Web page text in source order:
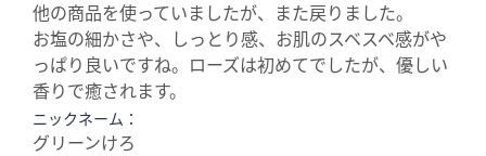
他の商品を使っていましたが、また戻りました。
お塩の細かさや、しっとり感、お肌のスベスベ感がや
っぱり良いですね。ローズは初めてでしたが、優しい
香りで癒されます。
ニックネーム：
グリーンけろ